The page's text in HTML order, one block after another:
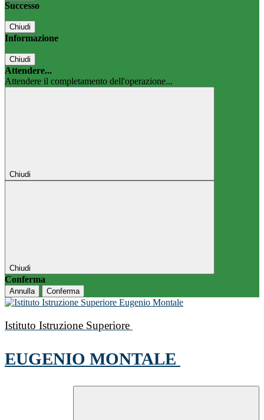
Successo
Chiudi
Informazione
Chiudi
Attendere...
Attendere il completamento dell'operazione...
Chiudi
Chiudi
Conferma
Annulla Conferma
Istituto Istruzione Superiore
EUGENIO MONTALE